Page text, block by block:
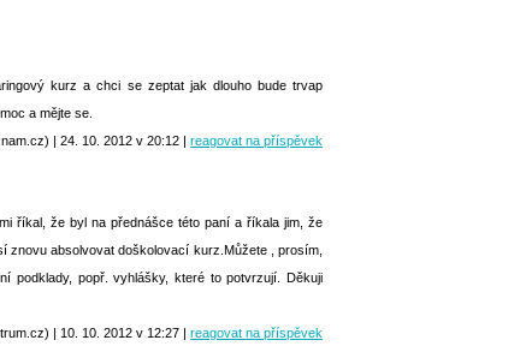
kurz a chci se zeptat jak dlouho bude trvap
a mějte se.
| 24. 10. 2012 v 20:12 | reagovat na příspěvek
říkal, že byl na přednášce této paní a říkala jim, že
znovu absolvovat doškolovací kurz.Můžete , prosím,
podklady, popř. vyhlášky, které to potvrzují. Děkuji
| 10. 10. 2012 v 12:27 | reagovat na příspěvek